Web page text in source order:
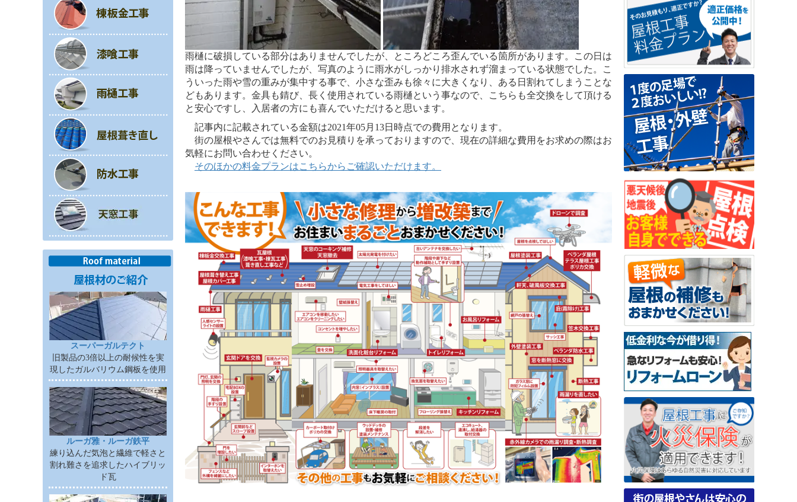
スーパーガルテクト
旧製品の3倍以上の耐候性を実
現したガルバリウム鋼板を使用
ルーガ雅・ルーガ鉄平
練り込んだ気泡と繊維で軽さと
割れ難さを追求したハイブリッ
ド瓦
雨樋に破損している部分はありませんでしたが、ところどころ歪んでいる箇所があります。この日は
雨は降っていませんでしたが、写真のように雨水がしっかり排水されず溜まっている状態でした。こ
ういった雨や雪の重みが集中する事で、小さな歪みも徐々に大きくなり、ある日割れてしまうことな
どもあります。金具も錆び、長く使用されている雨樋という事なので、こちらも全交換をして頂ける
と安心ですし、入居者の方にも喜んでいただけると思います。
記事内に記載されている金額は2021年05月13日時点での費用となります。
街の屋根やさんでは無料でのお見積りを承っておりますので、現在の詳細な費用をお求めの際はお
気軽にお問い合わせください。
そのほかの料金プランはこちらからご確認いただけます。